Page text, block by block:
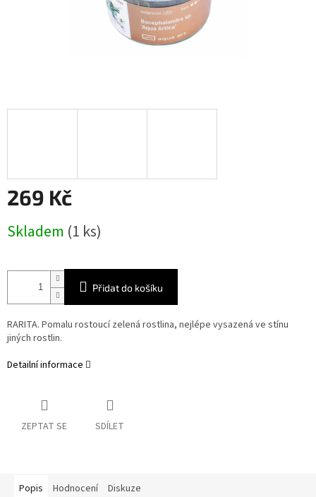
269 Kč
cena:
Skladem (1 ks)
Přidat do košíku
RARITA. Pomalu rostoucí zelená rostlina, nejlépe vysazená ve stínu
jiných rostlin.
Detailní informace
ZEPTAT SE SDÍLET
Popis Hodnocení Diskuze